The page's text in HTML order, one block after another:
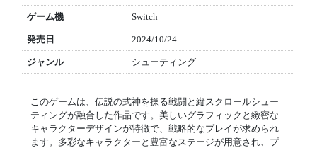
ゲーム機 Switch
発売日 2024/10/24
ジャンル シューティング
このゲームは、伝説の式神を操る戦闘と縦スクロールシュー
ティングが融合した作品です。美しいグラフィックと緻密な
キャラクターデザインが特徴で、戦略的なプレイが求められ
ます。多彩なキャラクターと豊富なステージが用意され、プ